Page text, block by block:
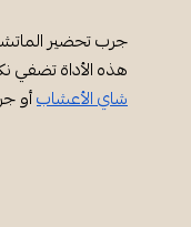
هذه الأداة تضفي
شاي الأعشابأو